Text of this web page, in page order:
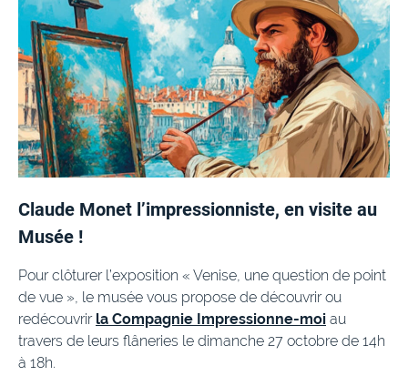
Claude Monet l’impressionniste, en visite au
Musée !
Pour clôturer l’exposition « Venise, une question de point
de vue », le musée vous propose de découvrir ou
redécouvrir la Compagnie Impressionne-moi au
travers de leurs flâneries le dimanche 27 octobre de 14h
à 18h.